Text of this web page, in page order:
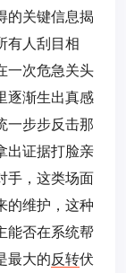
的关键信息揭
有人刮目相
一次危急关头
逐渐生出真感
一步步反击那
出证据打脸亲
手，这类场面
的维护，这种
能否在系统帮
最大的反转伏